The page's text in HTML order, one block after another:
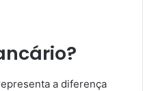
a diferença